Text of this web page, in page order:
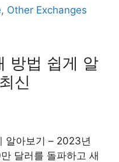
, Other Exchanges
방법 쉽게 알
신
알아보기 – 2023년
달러를 돌파하고 새